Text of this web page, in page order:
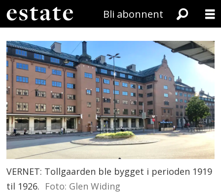
Bli abonnent
VERNET: Tollgaarden ble bygget i perioden 1919
til 1926. Foto: Glen Widing